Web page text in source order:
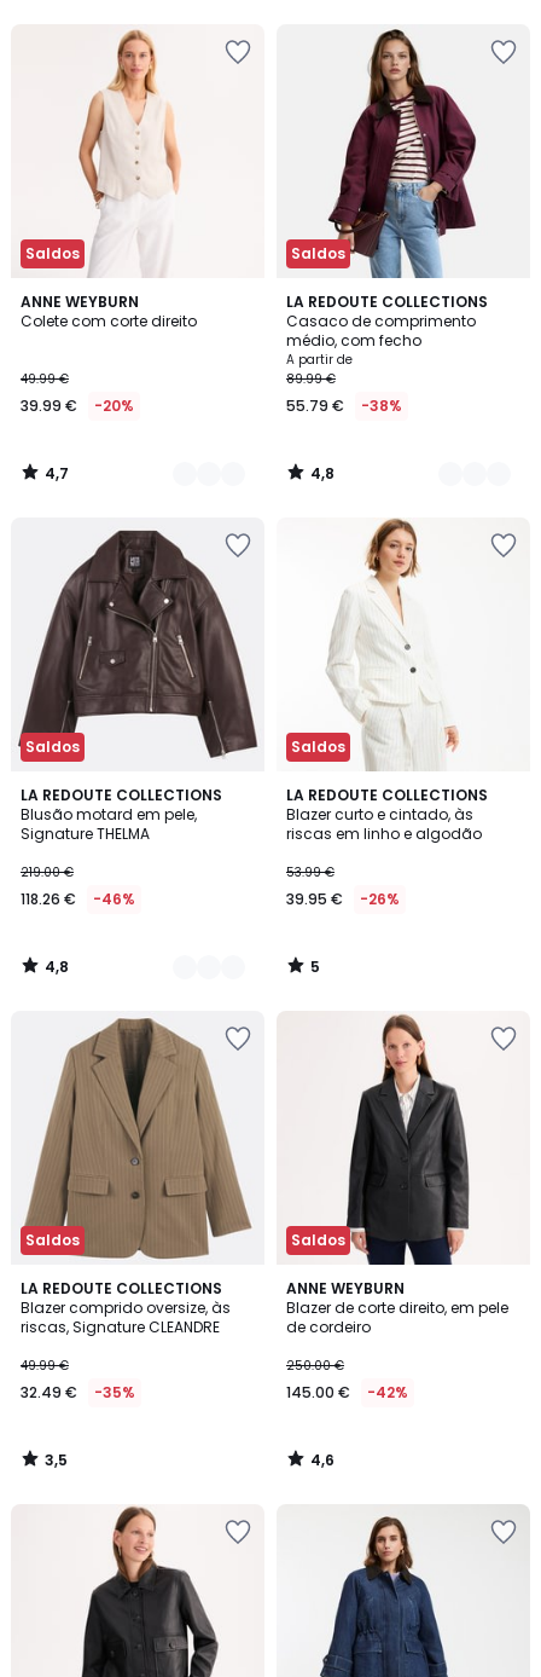
Saldos
ANNE WEYBURN
Colete com corte direito
49.99 €
39.99 € -20%
4,7
/ 5
2
Cores
4,7
/
Saldos
LA REDOUTE COLLECTIONS
Casaco de comprimento
médio, com fecho
A partir de
89.99 €
55.79 € -38%
4,8
/ 5
2
Cores
4,8
/
Saldos
LA REDOUTE COLLECTIONS
Blusão motard em pele,
Signature THELMA
219.00 €
118.26 € -46%
4,8
/ 5
2
Cores
4,8
/
Saldos
LA REDOUTE COLLECTIONS
Blazer curto e cintado, às
riscas em linho e algodão
53.99 €
39.95 € -26%
5
/
5
5
/
Saldos
LA REDOUTE COLLECTIONS
Blazer comprido oversize, às
riscas, Signature CLEANDRE
49.99 €
32.49 € -35%
3,5
/ 5
3,5
/
Saldos
ANNE WEYBURN
Blazer de corte direito, em pele
de cordeiro
250.00 €
145.00 € -42%
4,6
/ 5
4,6
/